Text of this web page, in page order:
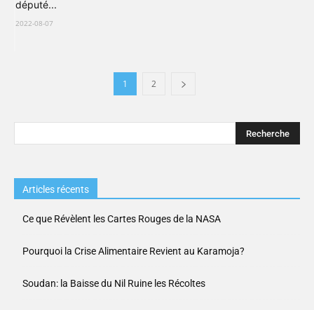
député...
2022-08-07
1 2
Articles récents
Ce que Révèlent les Cartes Rouges de la NASA
Pourquoi la Crise Alimentaire Revient au Karamoja?
Soudan: la Baisse du Nil Ruine les Récoltes